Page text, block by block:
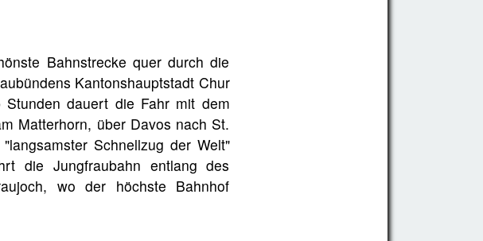
Bahnstrecke quer durch die
Kantonshauptstadt Chur
Stunden dauert die Fahr mit dem
Matterhorn, über Davos nach St.
Schnellzug der Welt"
die Jungfraubahn entlang des
wo der höchste Bahnhof